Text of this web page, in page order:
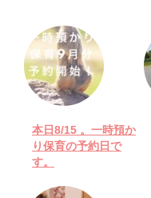
本日8/15 。一時預か
り保育の予約日で
す。